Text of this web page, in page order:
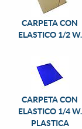
CARPETA CON
ELASTICO 1/2 W.
CARPETA CON
ELASTICO 1/4 W.
PLASTICA